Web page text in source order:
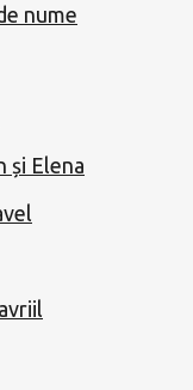
nume
și Elena